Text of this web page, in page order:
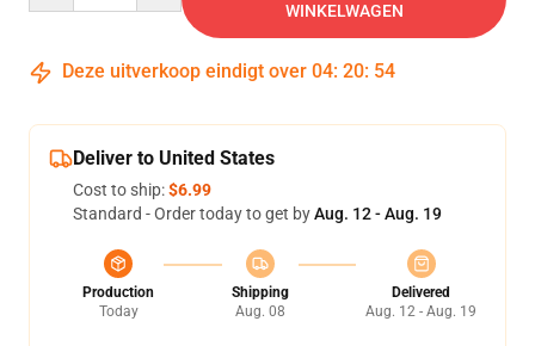
WINKELWAGEN
Deze uitverkoop eindigt over 04: 20: 53
Deliver to United States
Cost to ship:$6.99
Standard - Order today to get byAug. 12 - Aug. 19
Production
Today
Shipping
Aug. 08
Delivered
Aug. 12 - Aug. 19